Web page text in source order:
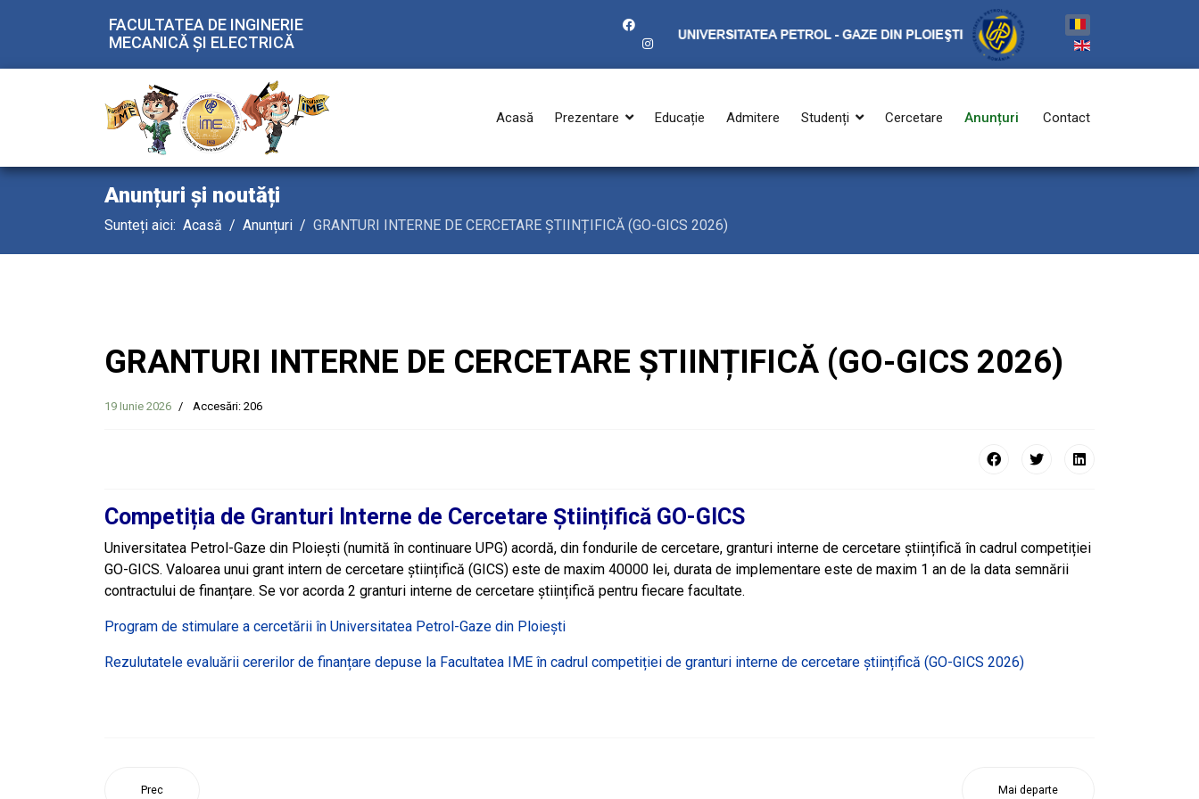
FACULTATEA DE INGINERIE
MECANICĂ ŞI ELECTRICĂ
Acasă Prezentare Educație Admitere Studenți Cercetare Anunțuri Contact
Anunțuri și noutăți
Sunteți aici: Acasă Anunțuri GRANTURI INTERNE DE CERCETARE ȘTIINȚIFICĂ (GO-GICS 2026)
GRANTURI INTERNE DE CERCETARE ȘTIINȚIFICĂ (GO-GICS 2026)
19 Iunie 2026 Accesări: 206
Competiția de Granturi Interne de Cercetare Științifică GO-GICS
Universitatea Petrol-Gaze din Ploiești (numită în continuare UPG) acordă, din fondurile de cercetare, granturi interne de cercetare științifică în cadrul competiției
GO-GICS. Valoarea unui grant intern de cercetare științifică (GICS) este de maxim 40000 lei, durata de implementare este de maxim 1 an de la data semnării
contractului de finanțare. Se vor acorda 2 granturi interne de cercetare științifică pentru fiecare facultate.
Program de stimulare a cercetării în Universitatea Petrol-Gaze din Ploiești
Rezulutatele evaluării cererilor de finanțare depuse la Facultatea IME în cadrul competiției de granturi interne de cercetare științifică (GO-GICS 2026)
Prec Mai departe